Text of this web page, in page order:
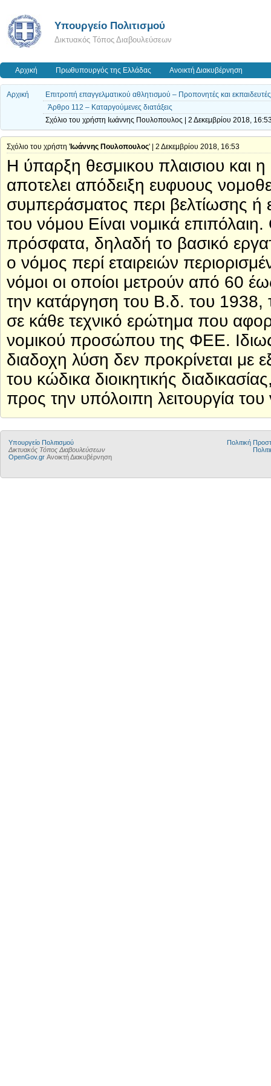
Υπουργείο Πολιτισμού
Δικτυακός Τόπος Διαβουλεύσεων
Αρχική Πρωθυπουργός της Ελλάδας Ανοικτή Διακυβέρνηση
Αρχική
Επιτροπή επαγγελματικού αθλητισμού – Προπονητές και
Άρθρο 112 – Καταργούμενες διατάξεις
Σχόλιο του χρήστη Ιωάννης Πουλοπουλος | 2 Δεκεμβρίου 2018,
Σχόλιο του χρήστη ' Ιωάννης Πουλοπουλος' | 2 Δεκεμβρίου 2018, 16:53
Η ύπαρξη θεσμικου πλαισιου και η
αποτελει απόδειξη ευφυους
συμπεράσματος περι βελτίωσης ή
του νόμου Είναι νομικά
πρόσφατα, δηλαδή το βασικό
ο νόμος περί εταιρειών
νόμοι οι οποίοι μετρούν από 60
την κατάργηση του Β.δ. του 1938,
σε κάθε τεχνικό ερώτημα που
νομικού προσώπου της ΦΕΕ.
διαδοχη λύση δεν προκρίνεται με
του κώδικα διοικητικής
προς την υπόλοιπη λειτουργία
Υπουργείο Πολιτισμού
Δικτυακός Τόπος Διαβουλεύσεων
OpenGov.gr Ανοικτή Διακυβέρνηση
Πολιτική